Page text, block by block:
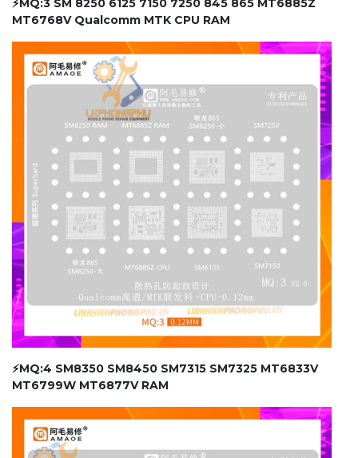
⚡MQ:3 SM 8250 6125 7150 7250 845 865 MT6885Z
MT6768V Qualcomm MTK CPU RAM
⚡MQ:4 SM8350 SM8450 SM7315 SM7325 MT6833V
MT6799W MT6877V RAM